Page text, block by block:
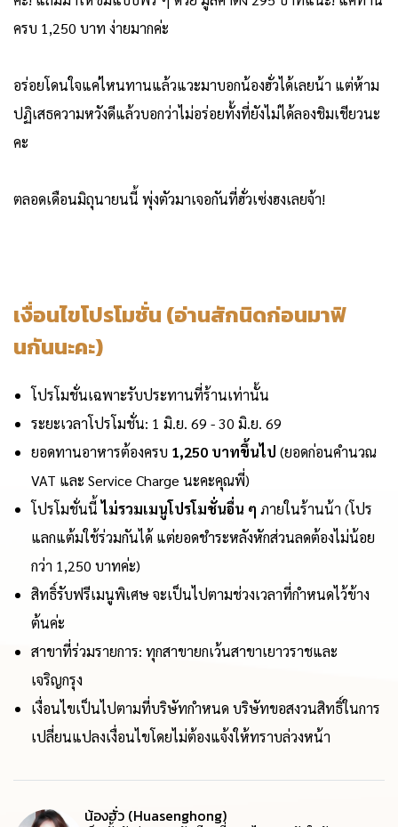
ครบ 1,250 บาท ง่ายมากค่ะ
อร่อยโดนใจแค่ไหนทานแล้วแวะมาบอกน้องฮั่วได้เลยน้า แต่ห้าม
ปฏิเสธความหวังดีแล้วบอกว่าไม่อร่อยทั้งที่ยังไม่ได้ลองชิมเชียวนะ
คะ
ตลอดเดือนมิถุนายนนี้ พุ่งตัวมาเจอกันที่ฮั่วเซ่งฮงเลยจ้า!
เงื่อนไขโปรโมชั่น (อ่านสักนิดก่อนมาฟิ
นกันนะคะ)
โปรโมชั่นเฉพาะรับประทานที่ร้านเท่านั้น
ระยะเวลาโปรโมชั่น: 1 มิ.ย. 69 - 30 มิ.ย. 69
ยอดทานอาหารต้องครบ 1,250 บาทขึ้นไป (ยอดก่อนคำนวณ
VAT และ Service Charge นะคะคุณพี่)
โปรโมชั่นนี้ไม่รวมเมนูโปรโมชั่นอื่น ๆ ภายในร้านน้า (โปร
แลกแต้มใช้ร่วมกันได้ แต่ยอดชำระหลังหักส่วนลดต้องไม่น้อย
กว่า 1,250 บาทค่ะ)
สิทธิ์รับฟรีเมนูพิเศษ จะเป็นไปตามช่วงเวลาที่กำหนดไว้ข้าง
ต้นค่ะ
สาขาที่ร่วมรายการ: ทุกสาขายกเว้นสาขาเยาวราชและ
เจริญกรุง
เงื่อนไขเป็นไปตามที่บริษัทกำหนด บริษัทขอสงวนสิทธิ์ในการ
เปลี่ยนแปลงเงื่อนไขโดยไม่ต้องแจ้งให้ทราบล่วงหน้า
น้องฮั่ว (Huasenghong)